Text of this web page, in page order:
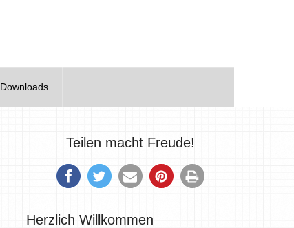
Downloads
Teilen macht Freude!
Herzlich Willkommen